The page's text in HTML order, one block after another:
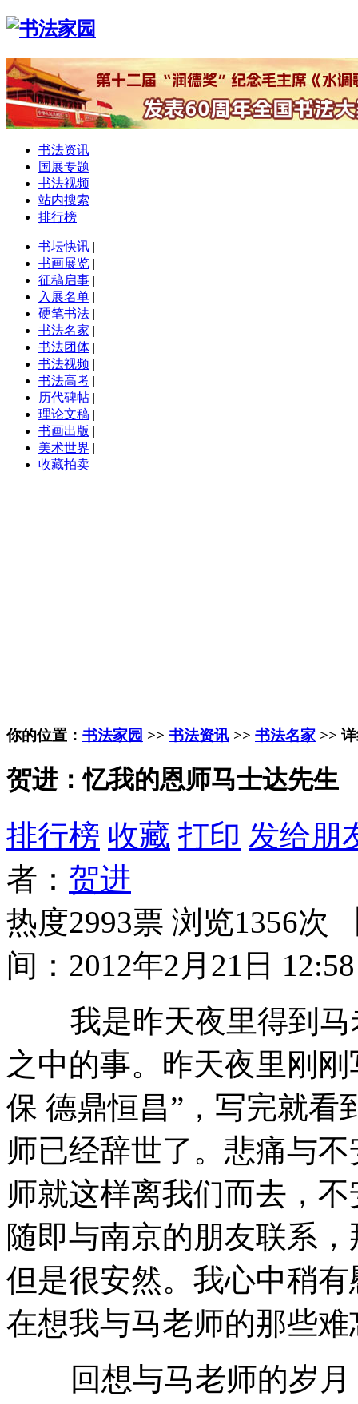
书法资讯
国展专题
书法视频
站内搜索
排行榜
书坛快讯 |
书画展览 |
征稿启事 |
入展名单 |
硬笔书法 |
书法名家 |
书法团体 |
书法视频 |
书法高考 |
历代碑帖 |
理论文稿 |
书画出版 |
美术世界 |
收藏拍卖
你的位置： 书法家园 >> 书法资讯 >> 书法名家 >>
贺进：忆我的恩师马士达先生
排行榜 收藏 打印 发给朋
者： 贺进
热度2993票 浏览1356次
间：2012年2月21日 12:58
我是昨天夜里得到马
之中的事。昨天夜里刚
保 德鼎恒昌”，写完就看
师已经辞世了。悲痛与
师就这样离我们而去，
随即与南京的朋友联系
但是很安然。我心中稍
在想我与马老师的那些
回想与马老师的岁月